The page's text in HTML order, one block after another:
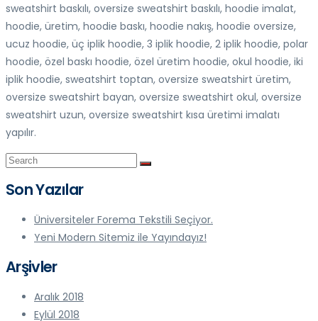
sweatshirt baskılı, oversize sweatshirt baskılı, hoodie imalat,
hoodie, üretim, hoodie baskı, hoodie nakış, hoodie oversize,
ucuz hoodie, üç iplik hoodie, 3 iplik hoodie, 2 iplik hoodie, polar
hoodie, özel baskı hoodie, özel üretim hoodie, okul hoodie, iki
iplik hoodie, sweatshirt toptan, oversize sweatshirt üretim,
oversize sweatshirt bayan, oversize sweatshirt okul, oversize
sweatshirt uzun, oversize sweatshirt kısa üretimi imalatı
yapılır.
Son Yazılar
Üniversiteler Forema Tekstili Seçiyor.
Yeni Modern Sitemiz ile Yayındayız!
Arşivler
Aralık 2018
Eylül 2018